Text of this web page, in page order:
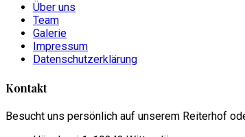
Über uns
Team
Galerie
Impressum
Datenschutzerklärung
Kontakt
Besucht uns persönlich auf unserem Reiterhof